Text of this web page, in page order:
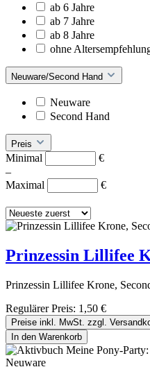
ab 6 Jahre
ab 7 Jahre
ab 8 Jahre
ohne
Neuware/Second Hand
Neuware
Second Hand
Preis
Minimal
€
–
Maximal
€
Prinzessin Lillifee
Prinzessin Lillifee Krone,
Regulärer Preis: 1,50 €
Preise inkl. MwSt. zzgl.
In den Warenkorb